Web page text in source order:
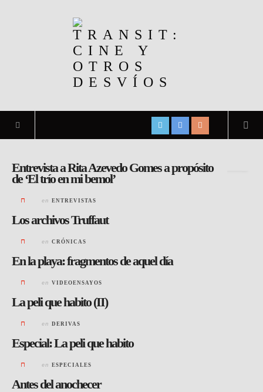
Entrevista a Rita Azevedo Gomes a propósito
de ‘El trío en mi bemol’
en ENTREVISTAS
Los archivos Truffaut
en CRÓNICAS
En la playa: fragmentos de aquel día
en VIDEOENSAYOS
La peli que habito (II)
en DERIVAS
Especial: La peli que habito
en ESPECIALES
Antes del anochecer